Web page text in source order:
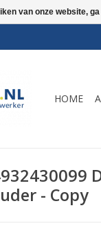
HOME
- Copy
van onze website,